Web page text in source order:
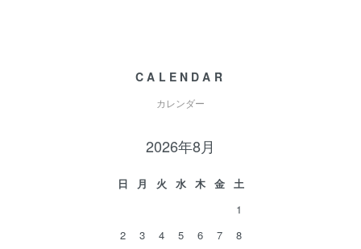
CALENDAR
カレンダー
2026年8月
日 月 火 水 木 金
土
1
2
3 4 5 6 7
8